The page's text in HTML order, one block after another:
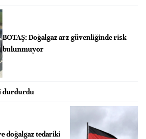
BOTAŞ: Doğalgaz arz güvenliğinde risk
bulunmuyor
durdurdu
doğalgaz tedariki